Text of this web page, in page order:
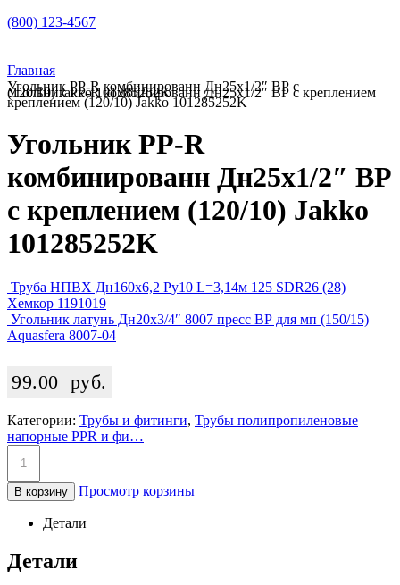
(800) 123-4567
Главная
Угольник PP-R комбинированн Дн25х1/2″ ВР с
креплением (120/10) Jakko 101285252K
Угольник PP-R комбинированн Дн25х1/2″ ВР с креплением (120/10) Jakko 101285252K
Угольник PP-R
комбинированн Дн25х1/2″ ВР
с креплением (120/10) Jakko
101285252K
Труба НПВХ Дн160х6,2 Ру10 L=3,14м 125 SDR26 (28)
Хемкор 1191019
Угольник латунь Дн20х3/4″ 8007 пресс ВР для мп (150/15)
Aquasfera 8007-04
99.00 руб.
Категории: Трубы и фитинги, Трубы полипропиленовые
напорные PPR и фи…
В корзину Просмотр корзины
Детали
Детали